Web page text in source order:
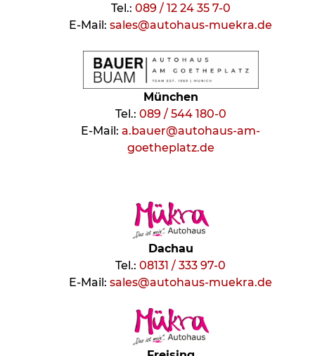
Tel.: 089 / 12 24 35 7-0
E-Mail: sales@autohaus-muekra.de
München
Tel.: 089 / 544 180-0
E-Mail: a.bauer@autohaus-am-
goetheplatz.de
Dachau
Tel.: 08131 / 333 97-0
E-Mail: sales@autohaus-muekra.de